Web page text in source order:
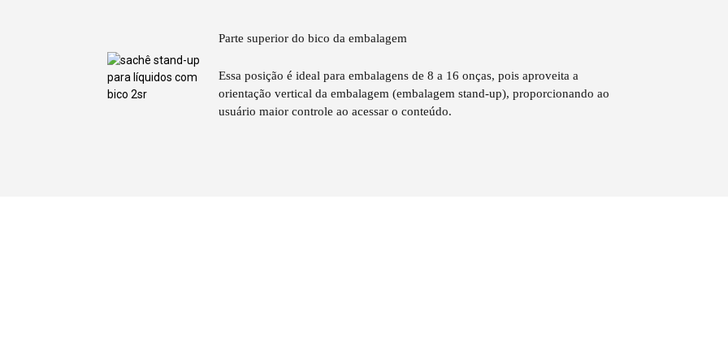
Parte superior do bico da embalagem
Essa posição é ideal para embalagens de 8 a 16 onças, pois aproveita a
orientação vertical da embalagem (embalagem stand-up), proporcionando ao
usuário maior controle ao acessar o conteúdo.